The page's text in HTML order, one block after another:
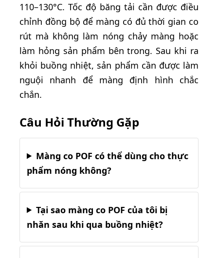
110–130°C. Tốc độ băng tải cần được điều
chỉnh đồng bộ để màng có đủ thời gian co
rút mà không làm nóng chảy màng hoặc
làm hỏng sản phẩm bên trong. Sau khi ra
khỏi buồng nhiệt, sản phẩm cần được làm
nguội nhanh để màng định hình chắc
chắn.
Câu Hỏi Thường Gặp
Màng co POF có thể dùng cho thực
phẩm nóng không?
Tại sao màng co POF của tôi bị
nhăn sau khi qua buồng nhiệt?